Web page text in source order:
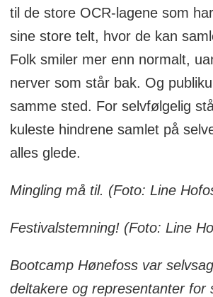
til de store OCR-lagene som
sine store telt, hvor de kan
Folk smiler mer enn normalt,
nerver som står bak. Og
samme sted. For selvfølgelig
kuleste hindrene samlet på
alles glede.
Mingling må til. (Foto: Line
Festivalstemning! (Foto: Line
Bootcamp Hønefoss var
deltakere og representanter for